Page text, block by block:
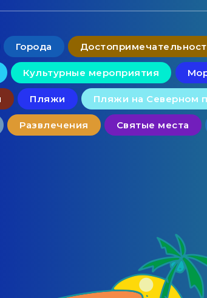
Города
Культурные мероприятия
Пляжи Пляжи на Северном
Развлечения Святые места